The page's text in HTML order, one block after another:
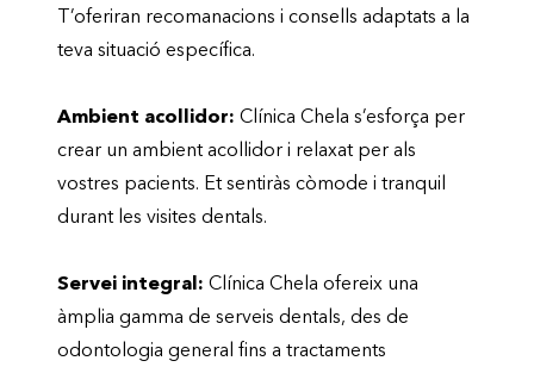
T’oferiran recomanacions i consells adaptats a la
teva situació específica.
Ambient acollidor: Clínica Chela s’esforça per
crear un ambient acollidor i relaxat per als
vostres pacients. Et sentiràs còmode i tranquil
durant les visites dentals.
Servei integral: Clínica Chela ofereix una
àmplia gamma de serveis dentals, des de
odontologia general fins a tractaments